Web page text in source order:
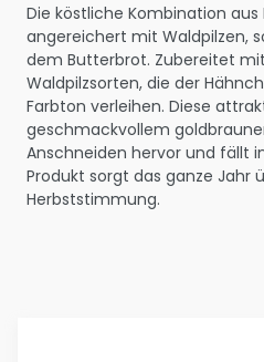
Die köstliche Kombination
angereichert mit Waldpilzen,
dem Butterbrot. Zubereitet
Waldpilzsorten, die der
Farbton verleihen. Diese
geschmackvollem
Anschneiden hervor und fällt
Produkt sorgt das ganze Jahr
Herbststimmung.